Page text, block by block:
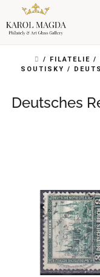
obsah
DOMŮ
/ FILATELIE /
SOUTISKY /
Deutsches